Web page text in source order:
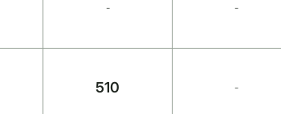
- -
510 -